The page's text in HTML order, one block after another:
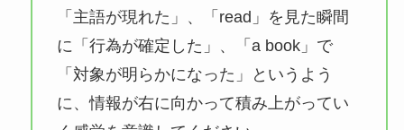
「主語が現れた」、「read」を見た瞬間
に「行為が確定した」、「a book」で
「対象が明らかになった」というよう
に、情報が右に向かって積み上がってい